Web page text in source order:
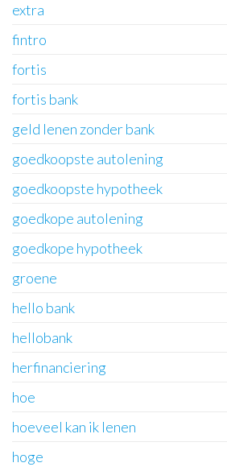
extra
fintro
fortis
fortis bank
geld lenen zonder bank
goedkoopste autolening
goedkoopste hypotheek
goedkope autolening
goedkope hypotheek
groene
hello bank
hellobank
herfinanciering
hoe
hoeveel kan ik lenen
hoge